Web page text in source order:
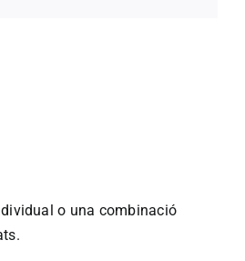
o una combinació